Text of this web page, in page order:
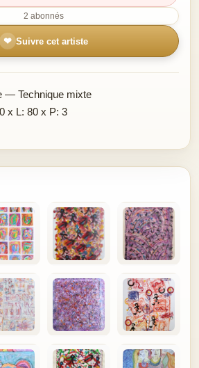
2 abonnés
❤ Suivre cet artiste
— Technique mixte
x L: 80 x P: 3